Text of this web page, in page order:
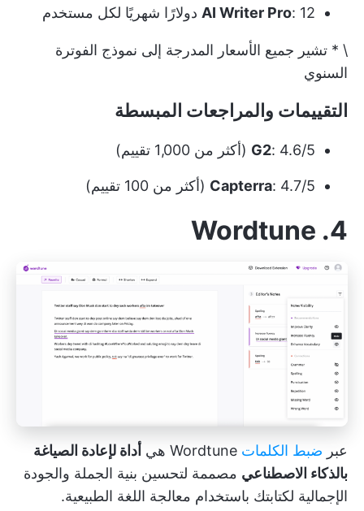
AI Writer Pro: 12 دولارًا شهريًا لكل مستخدم
\ * تشير جميع الأسعار المدرجة إلى نموذج الفوترة
السنوي
التقييمات والمراجعات المبسطة
G2: 4.6/5 (أكثر من 1,000 تقييم)
Capterra: 4.7/5 (أكثر من 100 تقييم)
4. Wordtune
عبر ضبط الكلمات
أداة لإعادة الصياغة
بالذكاء الاصطناعي مصممة لتحسين بنية الجملة والجودة
الإجمالية لكتابتك باستخدام معالجة اللغة الطبيعية.